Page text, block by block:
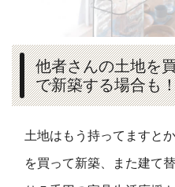
他者さんの土地を
で新築する場合も
土地はもう持ってますと
を買って新築、また建て